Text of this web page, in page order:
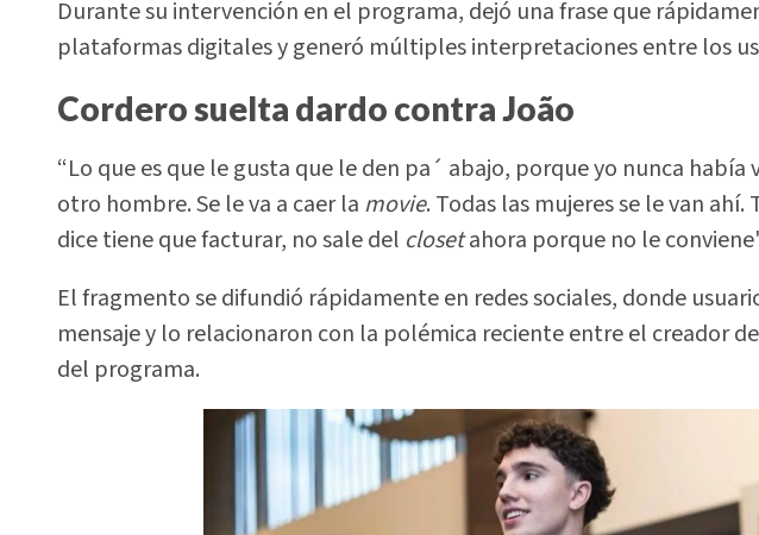
Durante su intervención en el programa, dejó una frase que
plataformas digitales y generó múltiples interpretaciones entre los
Cordero suelta dardo contra João
“Lo que es que le gusta que le den pa´ abajo, porque yo nunca
otro hombre. Se le va a caer la movie. Todas las mujeres se le van ahí.
dice tiene que facturar, no sale del closetahora porque no le
El fragmento se difundió rápidamente en redes sociales, donde
mensaje y lo relacionaron con la polémica reciente entre el creador
del programa.